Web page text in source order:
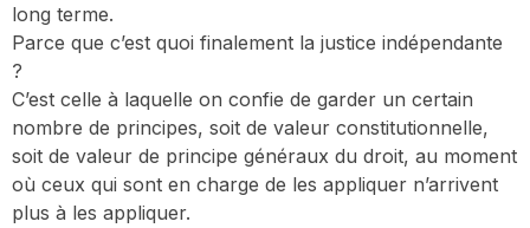
long terme.
Parce que c’est quoi finalement la justice indépendante
?
C’est celle à laquelle on confie de garder un certain
nombre de principes, soit de valeur constitutionnelle,
soit de valeur de principe généraux du droit, au moment
où ceux qui sont en charge de les appliquer n’arrivent
plus à les appliquer.